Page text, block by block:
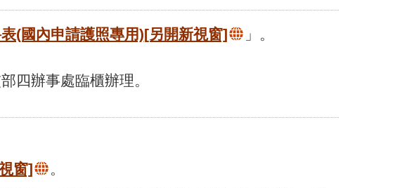
(國內申請護照專用)[另開新視窗] 」。
四辦事處臨櫃辦理。
窗]
。